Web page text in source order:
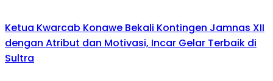
Ketua Kwarcab Konawe Bekali Kontingen Jamnas XII
dengan Atribut dan Motivasi, Incar Gelar Terbaik di
Sultra